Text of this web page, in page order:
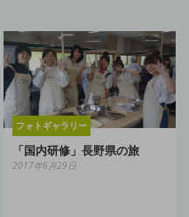
フォトギャラリー
「国内研修」長野県の旅
2017年6月29日